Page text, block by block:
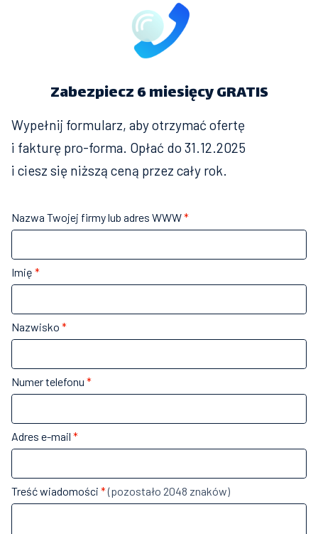
Zabezpiecz 6 miesięcy GRATIS
Wypełnij formularz, aby otrzymać ofertę
i fakturę pro-forma. Opłać do 31.12.2025
i ciesz się niższą ceną przez cały rok.
Nazwa Twojej firmy lub adres WWW*
Imię *
Nazwisko *
Numer telefonu *
Adres e-mail *
Treść wiadomości *(pozostało 2048 znaków)